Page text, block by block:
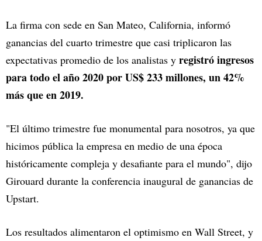
La firma con sede en San Mateo, California, informó
ganancias del cuarto trimestre que casi triplicaron las
expectativas promedio de los analistas y registró ingresos
para todo el año 2020 por US$ 233 millones, un 42%
más que en 2019.
"El último trimestre fue monumental para nosotros, ya que
hicimos pública la empresa en medio de una época
históricamente compleja y desafiante para el mundo", dijo
Girouard durante la conferencia inaugural de ganancias de
Upstart.
Los resultados alimentaron el optimismo en Wall Street, y